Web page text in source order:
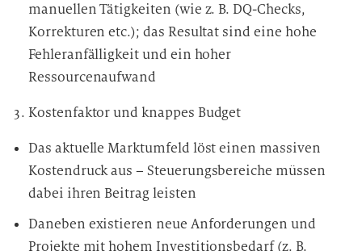
manuellen Tätigkeiten (wie z. B. DQ-Checks,
Korrekturen etc.); das Resultat sind eine hohe
Fehleranfälligkeit und ein hoher
Ressourcenaufwand
Kostenfaktor und knappes Budget
Das aktuelle Marktumfeld löst einen massiven
Kostendruck aus – Steuerungsbereiche müssen
dabei ihren Beitrag leisten
Daneben existieren neue Anforderungen und
Projekte mit hohem Investitionsbedarf (z. B.